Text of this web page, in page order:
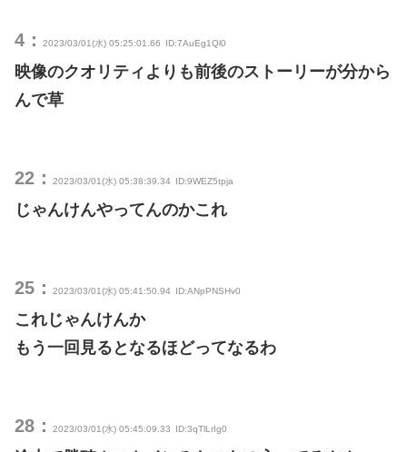
4： 2023/03/01(水) 05:25:01.66 ID:7AuEg1Ql0
映像のクオリティよりも前後のストーリーが分から
んで草
22： 2023/03/01(水) 05:38:39.34 ID:9WEZ5tpja
じゃんけんやってんのかこれ
25： 2023/03/01(水) 05:41:50.94 ID:ANpPNSHv0
これじゃんけんか
もう一回見るとなるほどってなるわ
28： 2023/03/01(水) 05:45:09.33 ID:3qTlLrIg0